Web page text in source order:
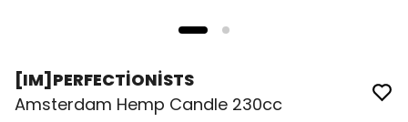
[IM]PERFECTİONİSTS
Amsterdam Hemp Candle 230cc